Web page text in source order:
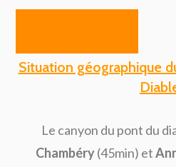
Situation géographique
Le canyon du pont du
Chambéry(45min) et